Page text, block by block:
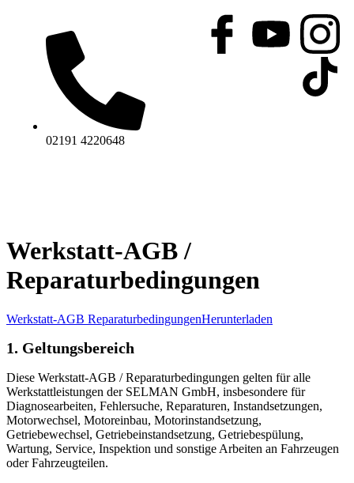
02191 4220648
Werkstatt-AGB /
Reparaturbedingungen
Werkstatt-AGB ReparaturbedingungenHerunterladen
1. Geltungsbereich
Diese Werkstatt-AGB / Reparaturbedingungen gelten für alle
Werkstattleistungen der SELMAN GmbH, insbesondere für
Diagnosearbeiten, Fehlersuche, Reparaturen, Instandsetzungen,
Motorwechsel, Motoreinbau, Motorinstandsetzung,
Getriebewechsel, Getriebeinstandsetzung, Getriebespülung,
Wartung, Service, Inspektion und sonstige Arbeiten an Fahrzeugen
oder Fahrzeugteilen.